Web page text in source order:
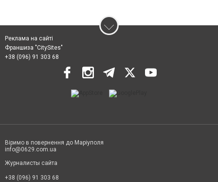
Реклама на сайті
Франшиза "CitySites"
+38 (096) 91 303 68
Віримо в повернення до Маріуполя
info@0629.com.ua
Журналисты сайта
+38 (096) 91 303 68